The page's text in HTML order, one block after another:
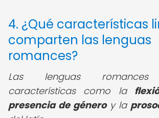
4. ¿Qué características
comparten las lenguas
romances?
Las lenguas romances
características como la
presencia de géneroy la